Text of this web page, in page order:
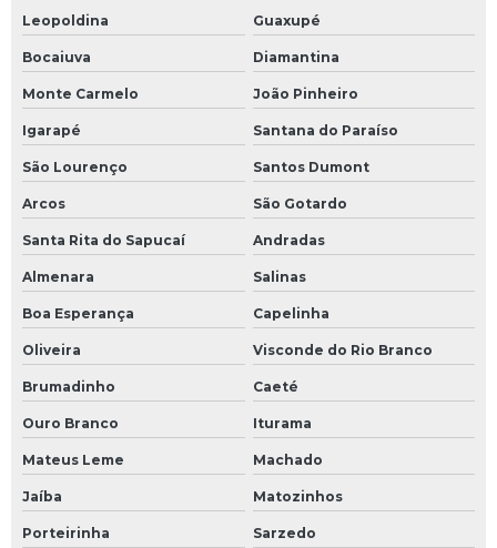
Projeto de dimensionamento de redes de tubulação
Projeto de dimensionamento de redes de tubulação
preço
Projeto de instalação de caldeiras a vapor
Projeto e instalação de chiller
Projeto e instalação de chillers
Projeto de sistema de fluido térmico valor
Projeto de tubulação industrial
Projetos personalizados para indústrias
Redução de custos industriais
Redução de custos operacionais
Serviço de comissionamento de sistema de fluido térmico
Leopoldina Guaxupé
Bocaiuva Diamantina
Monte Carmelo João Pinheiro
Igarapé Santana do Paraíso
São Lourenço Santos Dumont
Arcos São Gotardo
Santa Rita do Sapucaí Andradas
Almenara Salinas
Boa Esperança Capelinha
Oliveira Visconde do Rio Branco
Brumadinho Caeté
Ouro Branco Iturama
Mateus Leme Machado
Jaíba Matozinhos
Porteirinha Sarzedo